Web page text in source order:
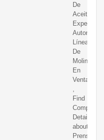
De
Aceite
Expeller
Línea
De
Molino
En
Venta
Find
Complete
Details
about
Prensa